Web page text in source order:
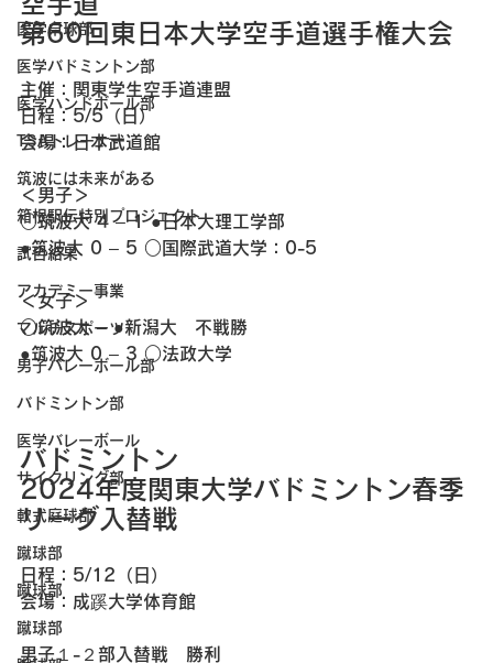
医学卓球部
医学バドミントン部
医学ハンドボール部
TSAトレーナー
筑波には未来がある
箱根駅伝特別プロジェクト
試合結果
アカデミー事業
マルチスポーツ
男子バレーボール部
バドミントン部
医学バレーボール
サイクリング部
軟式庭球部
蹴球部
蹴球部
蹴球部
第60回東日本大学空手道選手権大会
主催：関東学生空手道連盟
日程：5/5（日）
会場：日本武道館
＜男子＞
○筑波大 4 – 1 ●日本大理工学部
●筑波大 0 – 5 ○国際武道大学：0-5
＜女子＞
○筑波大 – ●新潟大　不戦勝
●筑波大 0 – 3 ○法政大学
バドミントン
2024年度関東大学バドミントン春季
リーグ入替戦
日程：5/12（日）
会場：成蹊大学体育館
男子１-２部入替戦　勝利